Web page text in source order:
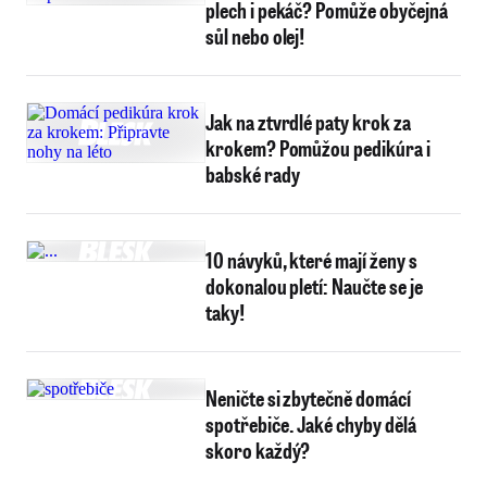
plech i pekáč? Pomůže obyčejná
sůl nebo olej!
Jak na ztvrdlé paty krok za
krokem? Pomůžou pedikúra i
babské rady
10 návyků, které mají ženy s
dokonalou pletí: Naučte se je
taky!
Neničte si zbytečně domácí
spotřebiče. Jaké chyby dělá
skoro každý?